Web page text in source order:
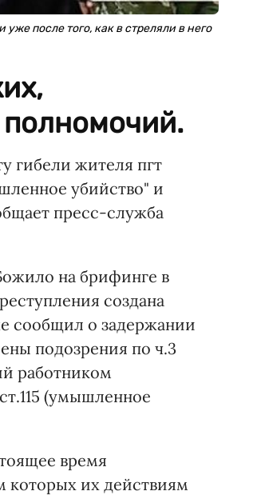
после того, как в стреляли в него
гибели жителя пгт
убийство" и
пресс-служба
на брифинге в
создана
сообщил о задержании
подозрения по ч.3
работником
(умышленное
время
которых их действиям